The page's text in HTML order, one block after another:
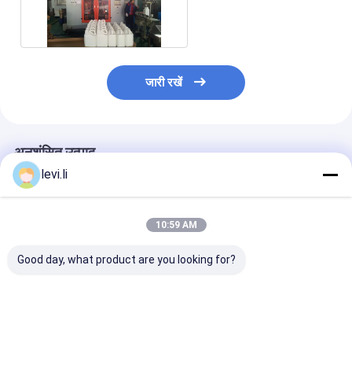
जारी रखें
अनुशंसित उत्पाद
levi.li
10:59 AM
Good day, what product are you looking for?